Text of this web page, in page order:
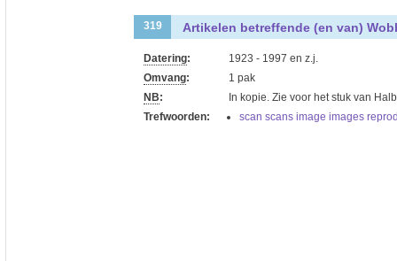
319 Artikelen betreffende (en van)
Datering:
1923 - 1997 en z.j.
Omvang:
1 pak
NB:
In kopie. Zie voor het stuk van
Trefwoorden:
scan scans image images